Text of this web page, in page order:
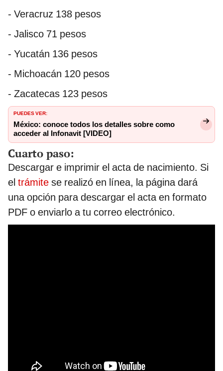
- Veracruz 138 pesos
- Jalisco 71 pesos
- Yucatán 136 pesos
- Michoacán 120 pesos
- Zacatecas 123 pesos
PUEDES VER:
México: conoce todos los detalles sobre como
acceder al Infonavit [VIDEO]
Cuarto paso:
Descargar e imprimir el acta de nacimiento. Si
el trámite se realizó en línea, la página dará
una opción para descargar el acta en formato
PDF o enviarlo a tu correo electrónico.